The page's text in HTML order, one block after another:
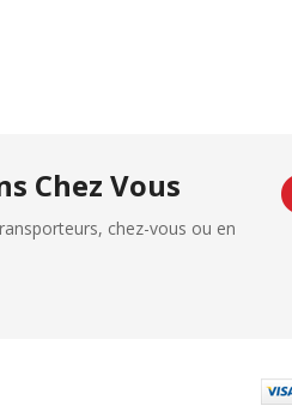
Chez Vous
chez-vous ou en